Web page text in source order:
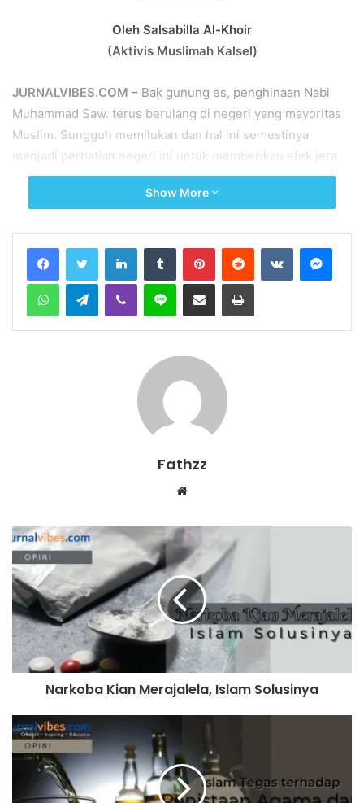
Oleh Salsabilla Al-Khoir
(Aktivis Muslimah Kalsel)
JURNALVIBES.COM – Bak gunung es, penghinaan Nabi
Muhammad Saw. terus berulang di negeri yang mayoritas
Muslim. Sungguh memilukan dan hal ini semestinya
menjadi perhatian negeri ini untuk memberikan efek jera
bagi pelakunya.
Program Populis tapi Bermasalah:
Koperasi Merah Putih dalam Kacamata
Syariat
6 hari ago
Abbas ikut mengomentari terkait promo minuman keras
(miras) gratis dari restoran dan bar Holywings yang
penggunaan nama Muhammad sangat melukai hati umat
Islam. Sebab, menurutnya Nabi Muhammad Saw. adalah
sosok yang dihormati umat Islam dan melarang umatnya
menenggak minuman keras. Karena itu ia menyayangkan
pihak Holywings memberi hadiah dan menggratiskan satu
botol alkohol bagi orang yang memiliki nama Muhammad.
(Suara.com, 24/6/2022).
Holywings Indonesia kembali menyampaikan permintaan
maaf terkait promosi minuman alkohol gratis khusus untuk
pelanggan bernama ‘Muhammad’ dan ‘Maria’. Dalam
pernyataan terbuka, Holywings berbicara nasib 3.000
karyawan yang bergantung pada usaha food and beverage
Show More
Fathzz
Narkoba Kian Merajalela, Islam Solusinya